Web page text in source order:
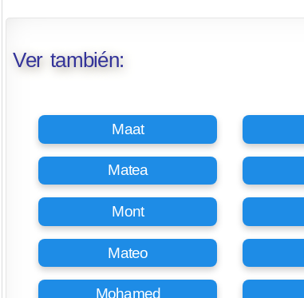
Ver también:
Maat
Matea
Mont
Mateo
Mohamed